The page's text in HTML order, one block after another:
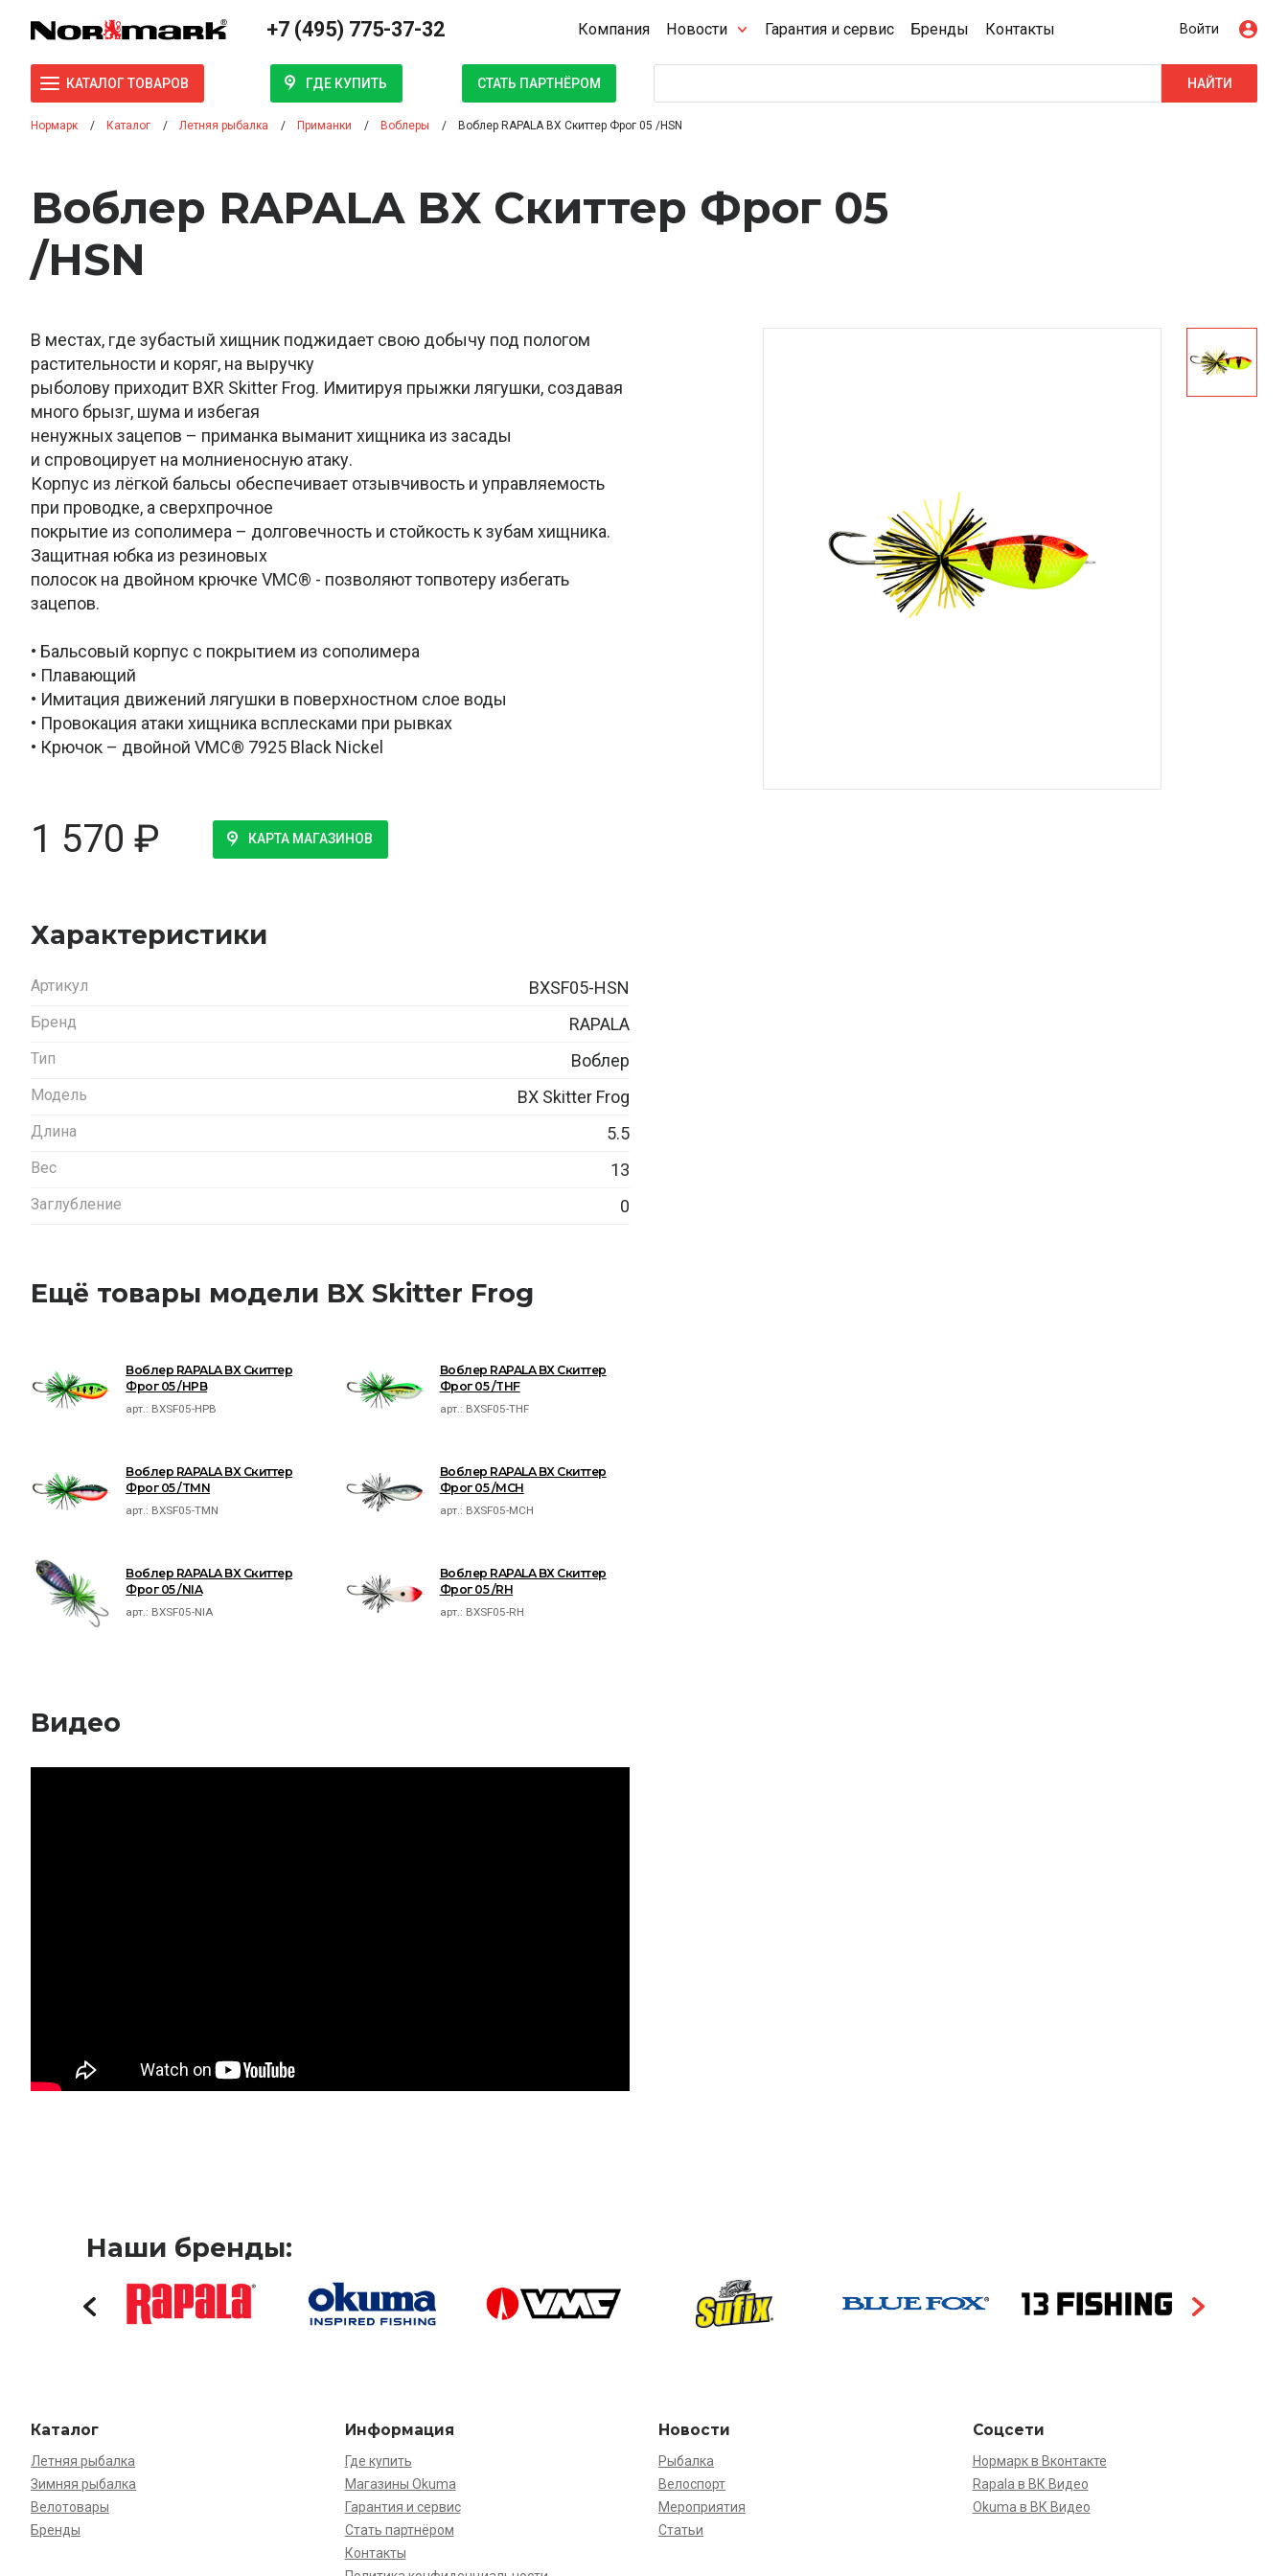
+7 (495) 775-37-32 Компания Новости Гарантия и сервис Бренды Контакты Войти
КАТАЛОГ ТОВАРОВ ГДЕ КУПИТЬ СТАТЬ ПАРТНЁРОМ НАЙТИ
Нормарк Каталог Летняя рыбалка Приманки Воблеры Воблер RAPALA BX Скиттер Фрог 05 /HSN
Воблер RAPALA BX Скиттер Фрог 05
/HSN
В местах, где зубастый хищник поджидает свою добычу под пологом
растительности и коряг, на выручку
рыболову приходит BXR Skitter Frog. Имитируя прыжки лягушки, создавая
много брызг, шума и избегая
ненужных зацепов – приманка выманит хищника из засады
и спровоцирует на молниеносную атаку.
Корпус из лёгкой бальсы обеспечивает отзывчивость и управляемость
при проводке, а сверхпрочное
покрытие из сополимера – долговечность и стойкость к зубам хищника.
Защитная юбка из резиновых
полосок на двойном крючке VMC® - позволяют топвотеру избегать
зацепов.
• Бальсовый корпус с покрытием из сополимера
• Плавающий
• Имитация движений лягушки в поверхностном слое воды
• Провокация атаки хищника всплесками при рывках
• Крючок – двойной VMC® 7925 Black Nickel
1 570 ₽ КАРТА МАГАЗИНОВ
Характеристики
Артикул BXSF05-HSN
Бренд RAPALA
Тип Воблер
Модель BX Skitter Frog
Длина 5.5
Вес 13
Заглубление 0
Ещё товары модели BX Skitter Frog
Воблер RAPALA BX Скиттер
Фрог 05 /HPB
арт.: BXSF05-HPB
Воблер RAPALA BX Скиттер
Фрог 05 /THF
арт.: BXSF05-THF
Воблер RAPALA BX Скиттер
Фрог 05 /TMN
арт.: BXSF05-TMN
Воблер RAPALA BX Скиттер
Фрог 05 /MCH
арт.: BXSF05-MCH
Воблер RAPALA BX Скиттер
Фрог 05 /NIA
арт.: BXSF05-NIA
Воблер RAPALA BX Скиттер
Фрог 05 /RH
арт.: BXSF05-RH
Видео
Наши бренды:
Каталог
Летняя рыбалка
Зимняя рыбалка
Велотовары
Бренды
Информация
Где купить
Магазины Okuma
Гарантия и сервис
Стать партнёром
Контакты
Новости
Рыбалка
Велоспорт
Мероприятия
Статьи
Соцсети
Нормарк в Вконтакте
Rapala в ВК Видео
Okuma в ВК Видео